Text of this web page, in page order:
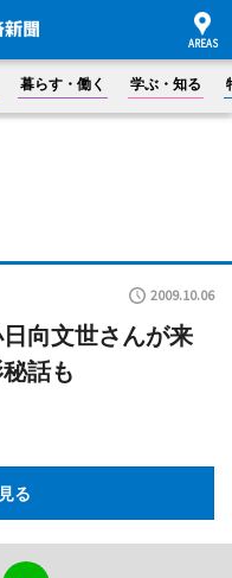
暮らす・働く 学ぶ・知る
2009.10.06
向文世さんが来
話も
る